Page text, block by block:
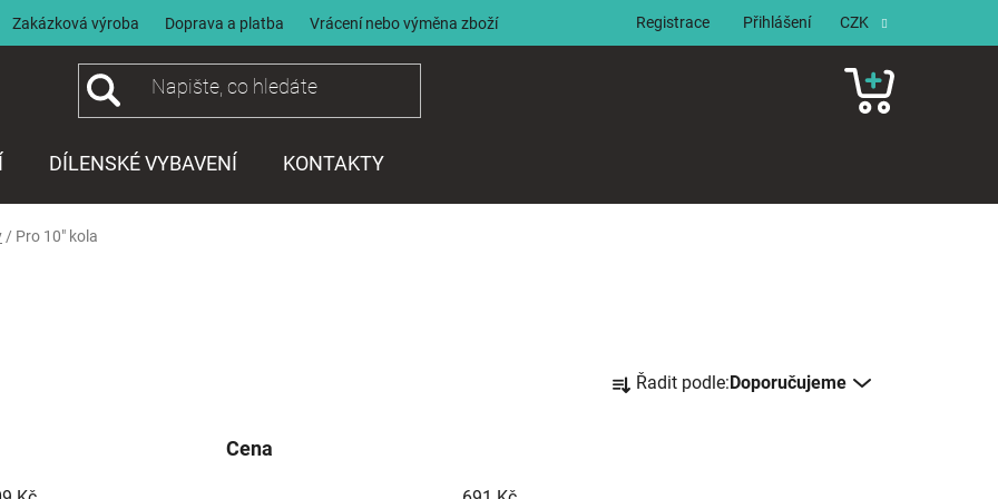
Zakázková výroba Doprava a platba Vrácení nebo výměna zboží CZK
Přihlášení
Registrace
NÁKUPNÍ
DÍLENSKÉ VYBAVENÍ KONTAKTY
/ Pro 10" kola
a Řadit podle:Doporučujeme
Cena